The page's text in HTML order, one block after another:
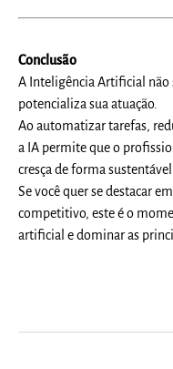
Conclusão
A Inteligência Artificial
potencializa sua atuação.
Ao automatizar tarefas,
a IA permite que o
cresça de forma sustentável.
Se você quer se destacar
competitivo, este é o
artificial e dominar as